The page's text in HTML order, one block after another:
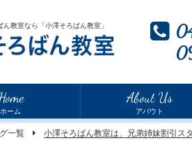
教室なら「小澤そろばん教室」
ホーム
About Us
アバウト
一覧 小澤そろばん教室は、兄弟姉妹割引ス